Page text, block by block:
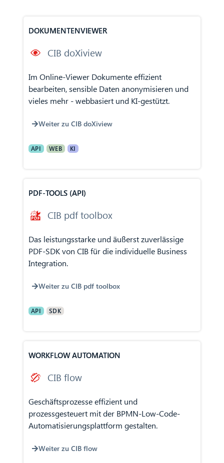
DOKUMENTENVIEWER
CIB doXiview
Im Online-Viewer Dokumente effizient
bearbeiten, sensible Daten anonymisieren und
vieles mehr - webbasiert und KI-gestützt.
Weiter zu CIB doXiview
API WEB KI
PDF-TOOLS (API)
CIB pdf toolbox
Das leistungsstarke und äußerst zuverlässige
PDF-SDK von CIB für die individuelle Business
Integration.
Weiter zu CIB pdf toolbox
API SDK
WORKFLOW AUTOMATION
CIB flow
Geschäftsprozesse effizient und
prozessgesteuert mit der BPMN-Low-Code-
Automatisierungsplattform gestalten.
Weiter zu CIB flow